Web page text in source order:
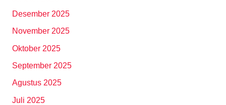
Desember 2025
November 2025
Oktober 2025
September 2025
Agustus 2025
Juli 2025